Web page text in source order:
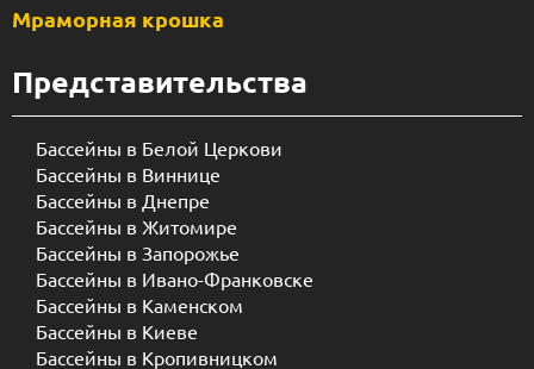
Мраморная крошка
Представительства
Бассейны в Белой Церкови
Бассейны в Виннице
Бассейны в Днепре
Бассейны в Житомире
Бассейны в Запорожье
Бассейны в Ивано-Франковске
Бассейны в Каменском
Бассейны в Киеве
Бассейны в Кропивницком